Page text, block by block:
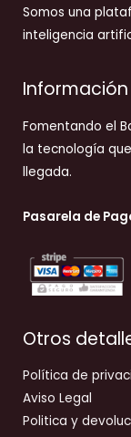
Somos una
inteligencia
Información
Fomentando el
la tecnología
llegada.
Pasarela de
Otros
Política de
Aviso Legal
Politica y